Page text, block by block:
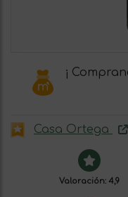
¡
Casa Ortega
Valoración: 4,9